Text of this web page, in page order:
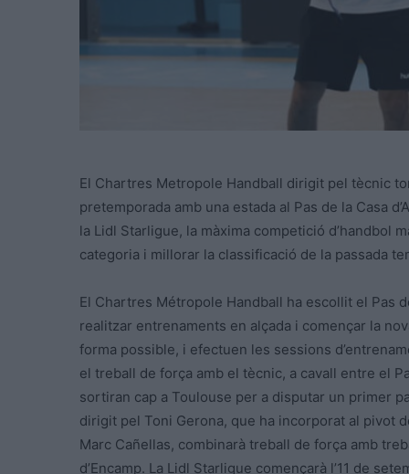
El Chartres Metropole Handball dirigit pel tècnic
pretemporada amb una estada al Pas de la Casa
la Lidl Starligue, la màxima competició d’handbol
categoria i millorar la classificació de la passada
El Chartres Métropole Handball ha escollit el Pas
realitzar entrenaments en alçada i començar la
forma possible, i efectuen les sessions
el treball de força amb el tècnic, a cavall entre el
sortiran cap a Toulouse per a disputar un primer
dirigit pel Toni Gerona, que ha incorporat al pivot
Marc Cañellas, combinarà treball de força amb
d’Encamp. La Lidl Starligue començarà l’11 de